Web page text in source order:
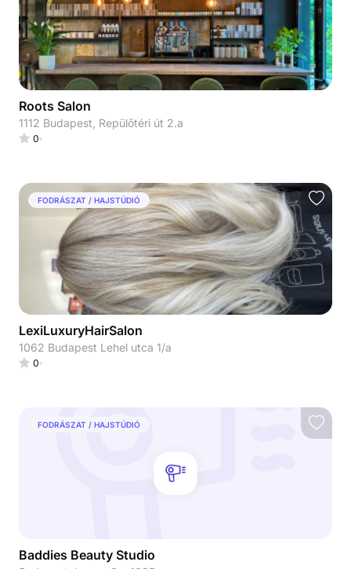
Roots Salon
1112 Budapest, Repülőtéri út 2.a
0
FODRÁSZAT / HAJSTÚDIÓ
LexiLuxuryHairSalon
1062 Budapest Lehel utca 1/a
0
FODRÁSZAT / HAJSTÚDIÓ
Baddies Beauty Studio